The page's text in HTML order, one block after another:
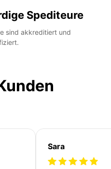
Spediteure
sind akkreditiert und
Sara